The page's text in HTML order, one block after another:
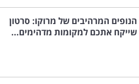
הנופים המרהיבים של מרוקו: סרטון
שייקח אתכם למקומות מדהימים...